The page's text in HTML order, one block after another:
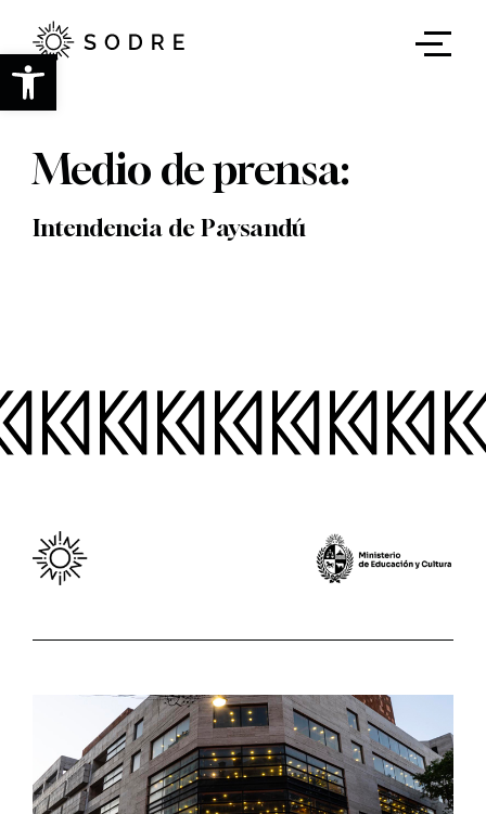
Abrir barra de herramientas
contenido
principal
Medio de prensa:
Intendencia de Paysandú